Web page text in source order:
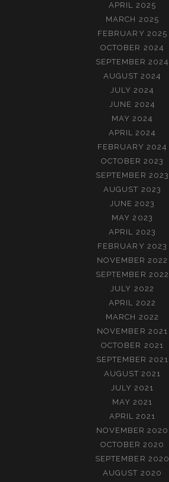
APRIL 2025
MARCH 2025
FEBRUARY 2025
OCTOBER 2024
SEPTEMBER 2024
AUGUST 2024
JULY 2024
JUNE 2024
MAY 2024
APRIL 2024
FEBRUARY 2024
OCTOBER 2023
SEPTEMBER 2023
AUGUST 2023
JUNE 2023
MAY 2023
APRIL 2023
FEBRUARY 2023
NOVEMBER 2022
SEPTEMBER 2022
JULY 2022
APRIL 2022
MARCH 2022
NOVEMBER 2021
OCTOBER 2021
SEPTEMBER 2021
AUGUST 2021
JULY 2021
MAY 2021
APRIL 2021
NOVEMBER 2020
OCTOBER 2020
SEPTEMBER 2020
AUGUST 2020